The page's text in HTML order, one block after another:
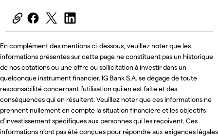
En complément des mentions ci-dessous, veuillez noter que les
informations présentes sur cette page ne constituent pas un historique
de nos cotations ou une offre ou sollicitation à investir dans un
quelconque instrument financier. IG Bank S.A. se dégage de toute
responsabilité concernant l’utilisation qui en est faite et des
conséquences qui en résultent. Veuillez noter que ces informations ne
prennent nullement en compte la situation financière et les objectifs
d’investissement spécifiques aux personnes qui les reçoivent. Ces
informations n’ont pas été conçues pour répondre aux exigences légales